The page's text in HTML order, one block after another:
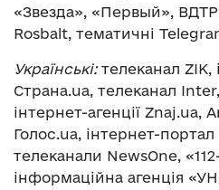
«Звезда», «Первый»,
Rosbalt, тематичні
Українські:телеканал ZIK,
Страна.ua, телеканал
інтернет-агенції Znaj.ua,
Голос.ua, інтернет-
телеканали NewsOne,
інформаційна агенція